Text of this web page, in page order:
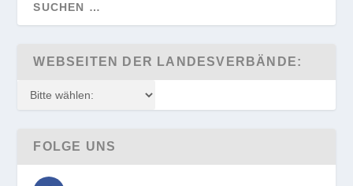
WEBSEITEN DER LANDESVERBÄNDE:
FOLGE UNS